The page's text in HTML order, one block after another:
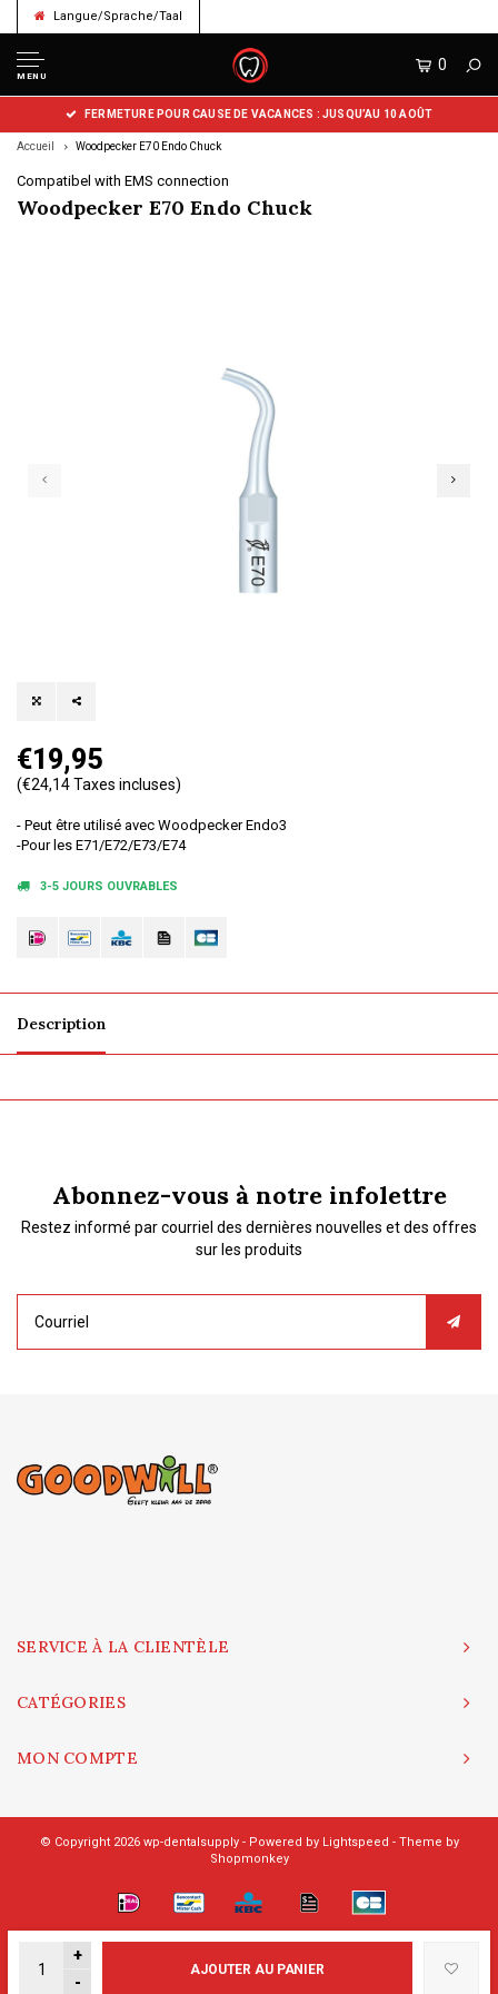
Langue/Sprache/Taal
MENU
0
FERMETURE POUR CAUSE DE VACANCES : JUSQU’AU 10 AOÛT
Accueil Woodpecker E70 Endo Chuck
Compatibel with EMS connection
Woodpecker E70 Endo Chuck
€19,95
(€24,14 Taxes incluses)
- Peut être utilisé avec Woodpecker Endo3
-Pour les E71/E72/E73/E74
3-5 JOURS OUVRABLES
+
-
AJOUTER AU PANIER
Description
Abonnez-vous à notre infolettre
Restez informé par courriel des dernières nouvelles et des offres
sur les produits
SERVICE À LA CLIENTÈLE
CATÉGORIES
MON COMPTE
© Copyright 2026 wp-dentalsupply - Powered by Lightspeed - Theme by
Shopmonkey